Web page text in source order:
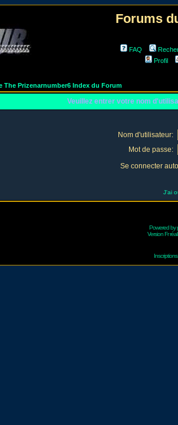
Forums
FAQ
Profil
The Prizenarnumber6 Index du Forum
Veuillez entrer votre nom
Nom d'utilisateur:
Mot de passe:
Se connecter
J'ai
Powered by
Version Fr